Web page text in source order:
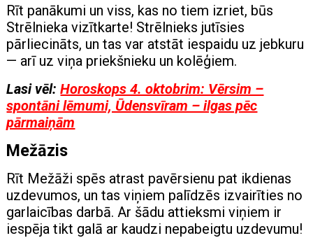
Rīt panākumi un viss, kas no tiem izriet, būs
Strēlnieka vizītkarte! Strēlnieks jutīsies
pārliecināts, un tas var atstāt iespaidu uz jebkuru
— arī uz viņa priekšnieku un kolēģiem.
Lasi vēl:Horoskops 4. oktobrim: Vērsim –
spontāni lēmumi, Ūdensvīram – ilgas pēc
pārmaiņām
Mežāzis
Rīt Mežāži spēs atrast pavērsienu pat ikdienas
uzdevumos, un tas viņiem palīdzēs izvairīties no
garlaicības darbā. Ar šādu attieksmi viņiem ir
iespēja tikt galā ar kaudzi nepabeigtu uzdevumu!